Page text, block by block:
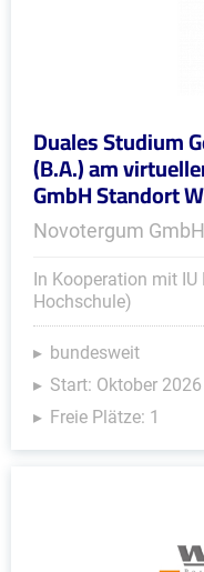
Duales Studium
(B.A.) am
GmbH Standort
Novotergum
In Kooperation mit
Hochschule)
bundesweit
Start: Oktober 2026
Freie Plätze: 1